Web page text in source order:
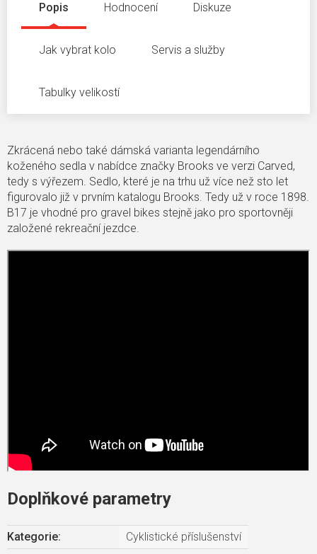
Popis Hodnocení Diskuze
Jak vybrat kolo Servis a služby
Tabulky velikostí
Zkrácená nebo také dámská varianta legendárního
koženého sedla v nabídce značky Brooks ve verzi Carved,
tedy s výřezem. Sedlo, které je na trhu už více než sto let
figurovalo již v prvním katalogu Brooks. Tedy už v roce 1898.
B17 je vhodné pro gravel bikes stejně jako pro sportovněji
založené rekreační jezdce.
Doplňkové parametry
Kategorie:
Cyklistické příslušenství